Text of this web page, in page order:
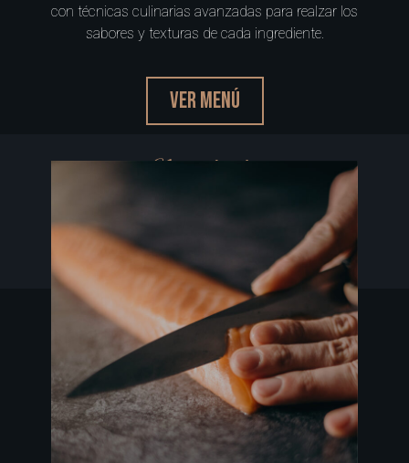
con técnicas culinarias avanzadas para realzar los
sabores y texturas de cada ingrediente.
VER MENÚ
Nuestra filosofía
- chef's words -